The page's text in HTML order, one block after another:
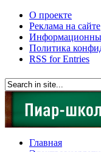
О проекте
Реклама на сайте
Политика
RSS for Entries
Главная